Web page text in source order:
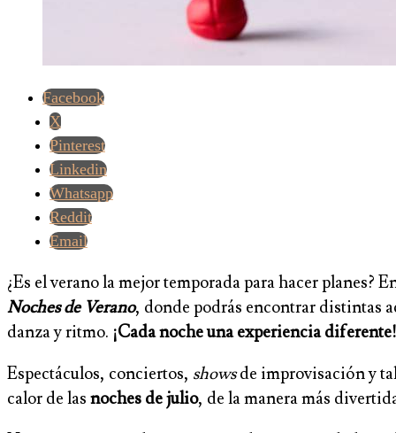
Facebook
X
Pinterest
Linkedin
Whatsapp
Reddit
Email
¿Es el verano la mejor temporada para hacer planes?
Noches de Verano, donde podrás encontrar distintas
danza y ritmo. ¡Cada noche una experiencia diferente!
Espectáculos, conciertos, showsde improvisación y
calor de las noches de julio, de la manera más